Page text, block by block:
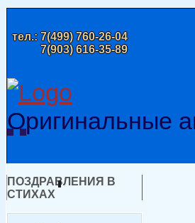
тел.:7(499) 760-26-04
7(903) 616-35-89
Оригинальные
ПОЗДРАВЛЕНИЯ В
СТИХАХ